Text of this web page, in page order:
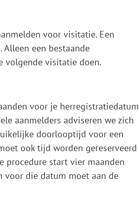
voor visitatie. Een
een bestaande
volgende visitatie doen.
voor je herregistratiedatum
aanmelders adviseren we zich
doorlooptijd voor een
ook tijd worden gereserveerd
procedure start vier maanden
voor die datum moet aan de